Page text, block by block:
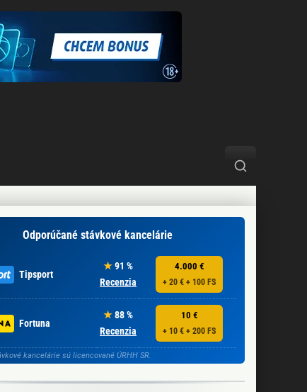
Odporúčané stávkové kancelárie
Tipsport
91 %
Recenzia
4.000 €
+ 20 € + 100 FS
Fortuna
88 %
Recenzia
10 €
+ 10 € + 200 FS
kancelárie sú licencované ÚRHH SR.